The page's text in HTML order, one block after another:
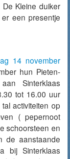
Kleine duiker
een presentje
14 november
hun Pieten-
Sinterklaas
tot 16.00 uur
activiteiten op
( pepernoot
schoorsteen en
de aanstaande
bij Sinterklaas